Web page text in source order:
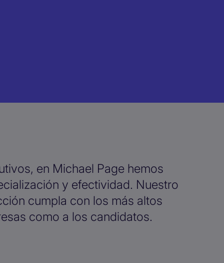
en Michael Page hemos
y efectividad. Nuestro
cumpla con los más altos
como a los candidatos.